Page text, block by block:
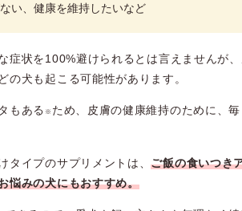
い、健康を維持したいなど
症状を100%避けられるとは言えませんが
犬も起こる可能性があります。
もある ※ ため、皮膚の健康維持のために、
タイプのサプリメントは、ご飯の食いつき
悩みの犬にもおすすめ。